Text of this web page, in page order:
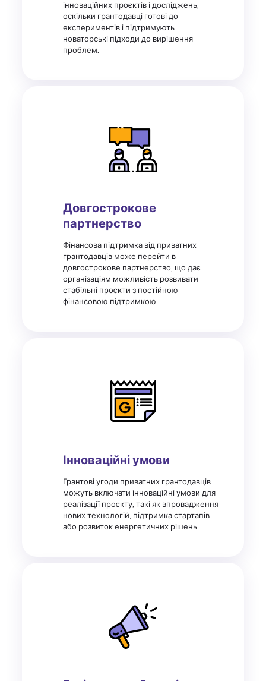
інноваційних проєктів і досліджень,
оскільки грантодавці готові до
експериментів і підтримують
новаторські підходи до вирішення
проблем.
Довгострокове
партнерство
Фінансова підтримка від приватних
грантодавців може перейти в
довгострокове партнерство, що дає
організаціям можливість розвивати
стабільні проєкти з постійною
фінансовою підтримкою.
Інноваційні умови
Грантові угоди приватних грантодавців
можуть включати інноваційні умови для
реалізації проєкту, такі як впровадження
нових технологій, підтримка стартапів
або розвиток енергетичних рішень.